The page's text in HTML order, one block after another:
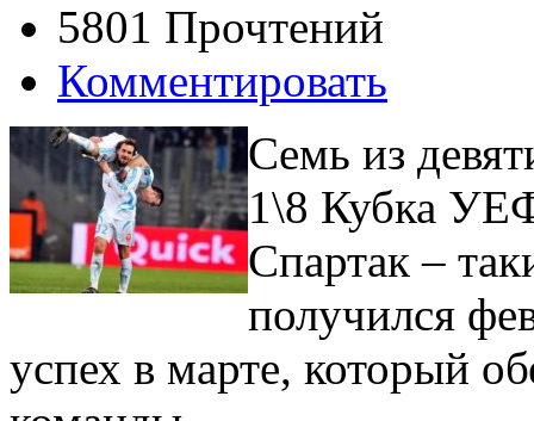
5801 Прочтений
Комментировать
Семь из
1\8 Кубка
Спартак –
получился
успех в марте, который